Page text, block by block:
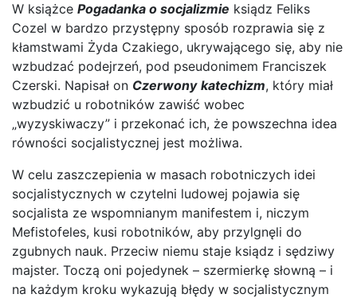
W książce Pogadanka o socjalizmie ksiądz Feliks
Cozel w bardzo przystępny sposób rozprawia się z
kłamstwami Żyda Czakiego, ukrywającego się, aby nie
wzbudzać podejrzeń, pod pseudonimem Franciszek
Czerski. Napisał on Czerwony katechizm, który miał
wzbudzić u robotników zawiść wobec
„wyzyskiwaczy” i przekonać ich, że powszechna idea
równości socjalistycznej jest możliwa.
W celu zaszczepienia w masach robotniczych idei
socjalistycznych w czytelni ludowej pojawia się
socjalista ze wspomnianym manifestem i, niczym
Mefistofeles, kusi robotników, aby przylgnęli do
zgubnych nauk. Przeciw niemu staje ksiądz i sędziwy
majster. Toczą oni pojedynek – szermierkę słowną – i
na każdym kroku wykazują błędy w socjalistycznym